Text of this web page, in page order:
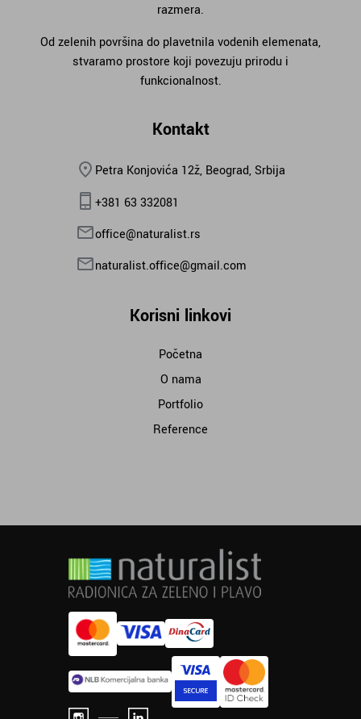
razmera.
Od zelenih površina do plavetnila vodenih elemenata,
stvaramo prostore koji povezuju prirodu i
funkcionalnost.
Kontakt
Petra Konjovića 12ž, Beograd, Srbija
+381 63 332081
office@naturalist.rs
naturalist.office@gmail.com
Korisni linkovi
Početna
O nama
Portfolio
Reference